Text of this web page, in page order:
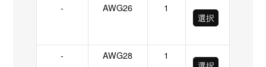
- AWG26
1
選択
- AWG28
1